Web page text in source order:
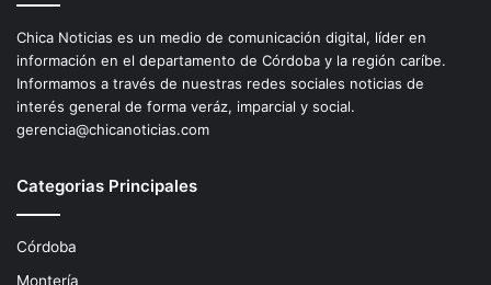
Chica Noticias es un medio de comunicación digital, líder en
información en el departamento de Córdoba y la región caríbe.
Informamos a través de nuestras redes sociales noticias de
interés general de forma veráz, imparcial y social.
gerencia@chicanoticias.com
Categorias Principales
Córdoba
Montería